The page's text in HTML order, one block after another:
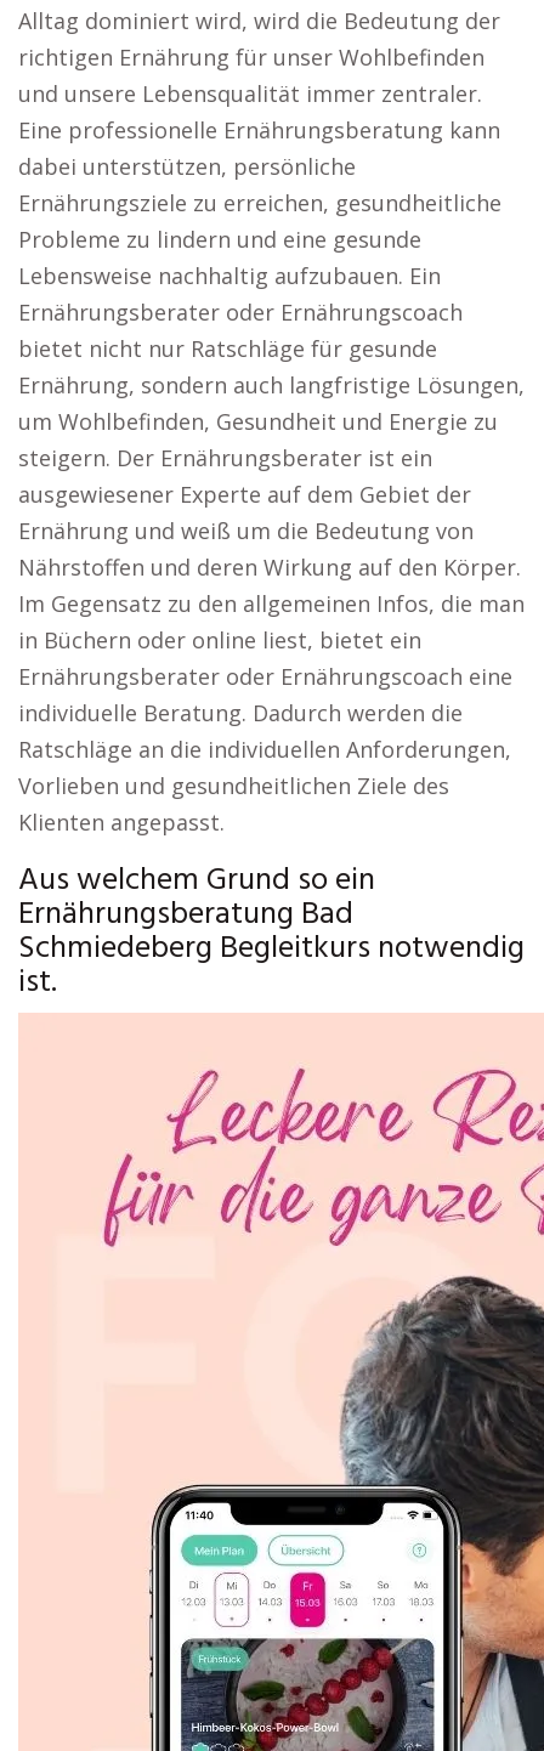
Alltag dominiert wird, wird die Bedeutung der
richtigen Ernährung für unser Wohlbefinden
und unsere Lebensqualität immer zentraler.
Eine professionelle Ernährungsberatung kann
dabei unterstützen, persönliche
Ernährungsziele zu erreichen, gesundheitliche
Probleme zu lindern und eine gesunde
Lebensweise nachhaltig aufzubauen. Ein
Ernährungsberater oder Ernährungscoach
bietet nicht nur Ratschläge für gesunde
Ernährung, sondern auch langfristige Lösungen,
um Wohlbefinden, Gesundheit und Energie zu
steigern. Der Ernährungsberater ist ein
ausgewiesener Experte auf dem Gebiet der
Ernährung und weiß um die Bedeutung von
Nährstoffen und deren Wirkung auf den Körper.
Im Gegensatz zu den allgemeinen Infos, die man
in Büchern oder online liest, bietet ein
Ernährungsberater oder Ernährungscoach eine
individuelle Beratung. Dadurch werden die
Ratschläge an die individuellen Anforderungen,
Vorlieben und gesundheitlichen Ziele des
Klienten angepasst.
Aus welchem Grund so ein
Ernährungsberatung Bad
Schmiedeberg Begleitkurs notwendig
ist.